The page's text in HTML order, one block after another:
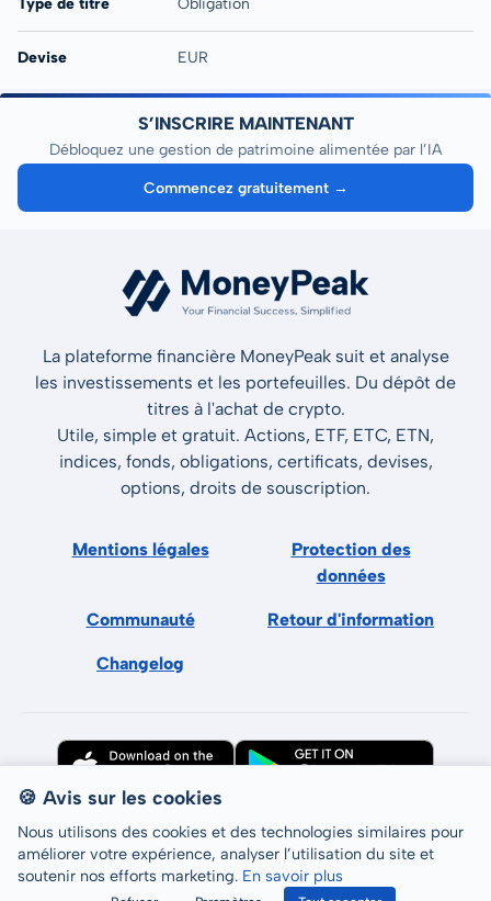
Type de titre Obligation
Devise EUR
S’INSCRIRE MAINTENANT
Débloquez une gestion de patrimoine alimentée par l’IA
Commencez gratuitement →
La plateforme financière MoneyPeak suit et analyse
les investissements et les portefeuilles. Du dépôt de
titres à l'achat de crypto.
Utile, simple et gratuit. Actions, ETF, ETC, ETN,
indices, fonds, obligations, certificats, devises,
options, droits de souscription.
Mentions légales
Protection des
données
Communauté Retour d'information
Changelog
Tous droits réservés © LCP GmbH 2026
🍪 Avis sur les cookies
Nous utilisons des cookies et des technologies similaires pour
améliorer votre expérience, analyser l’utilisation du site et
soutenir nos efforts marketing. En savoir plus